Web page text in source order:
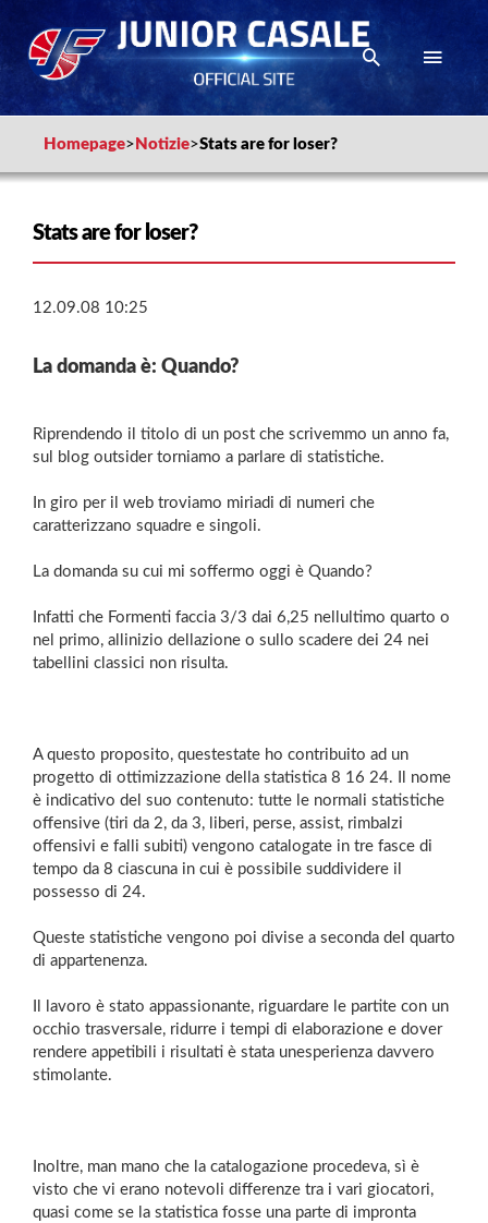
Homepage> Notizie>Stats are for loser?
Stats are for loser?
12.09.08 10:25
La domanda è: Quando?
Riprendendo il titolo di un post che scrivemmo un anno fa,
sul blog outsider torniamo a parlare di statistiche.
In giro per il web troviamo miriadi di numeri che
caratterizzano squadre e singoli.
La domanda su cui mi soffermo oggi è Quando?
Infatti che Formenti faccia 3/3 dai 6,25 nellultimo quarto o
nel primo, allinizio dellazione o sullo scadere dei 24 nei
tabellini classici non risulta.
A questo proposito, questestate ho contribuito ad un
progetto di ottimizzazione della statistica 8 16 24. Il nome
è indicativo del suo contenuto: tutte le normali statistiche
offensive (tiri da 2, da 3, liberi, perse, assist, rimbalzi
offensivi e falli subiti) vengono catalogate in tre fasce di
tempo da 8 ciascuna in cui è possibile suddividere il
possesso di 24.
Queste statistiche vengono poi divise a seconda del quarto
di appartenenza.
Il lavoro è stato appassionante, riguardare le partite con un
occhio trasversale, ridurre i tempi di elaborazione e dover
rendere appetibili i risultati è stata unesperienza davvero
stimolante.
Inoltre, man mano che la catalogazione procedeva, sì è
visto che vi erano notevoli differenze tra i vari giocatori,
quasi come se la statistica fosse una parte di impronta